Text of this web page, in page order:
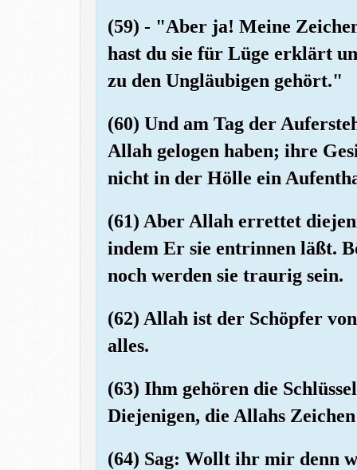
(59) - "Aber ja! Meine
hast du sie für Lüge erklärt
zu den Ungläubigen gehört."
(60) Und am Tag der
Allah gelogen haben; ihre
nicht in der Hölle ein
(61) Aber Allah errettet
indem Er sie entrinnen läßt.
noch werden sie traurig sein.
(62) Allah ist der Schöpfer
alles.
(63) Ihm gehören die
Diejenigen, die Allahs
(64) Sag: Wollt ihr mir denn